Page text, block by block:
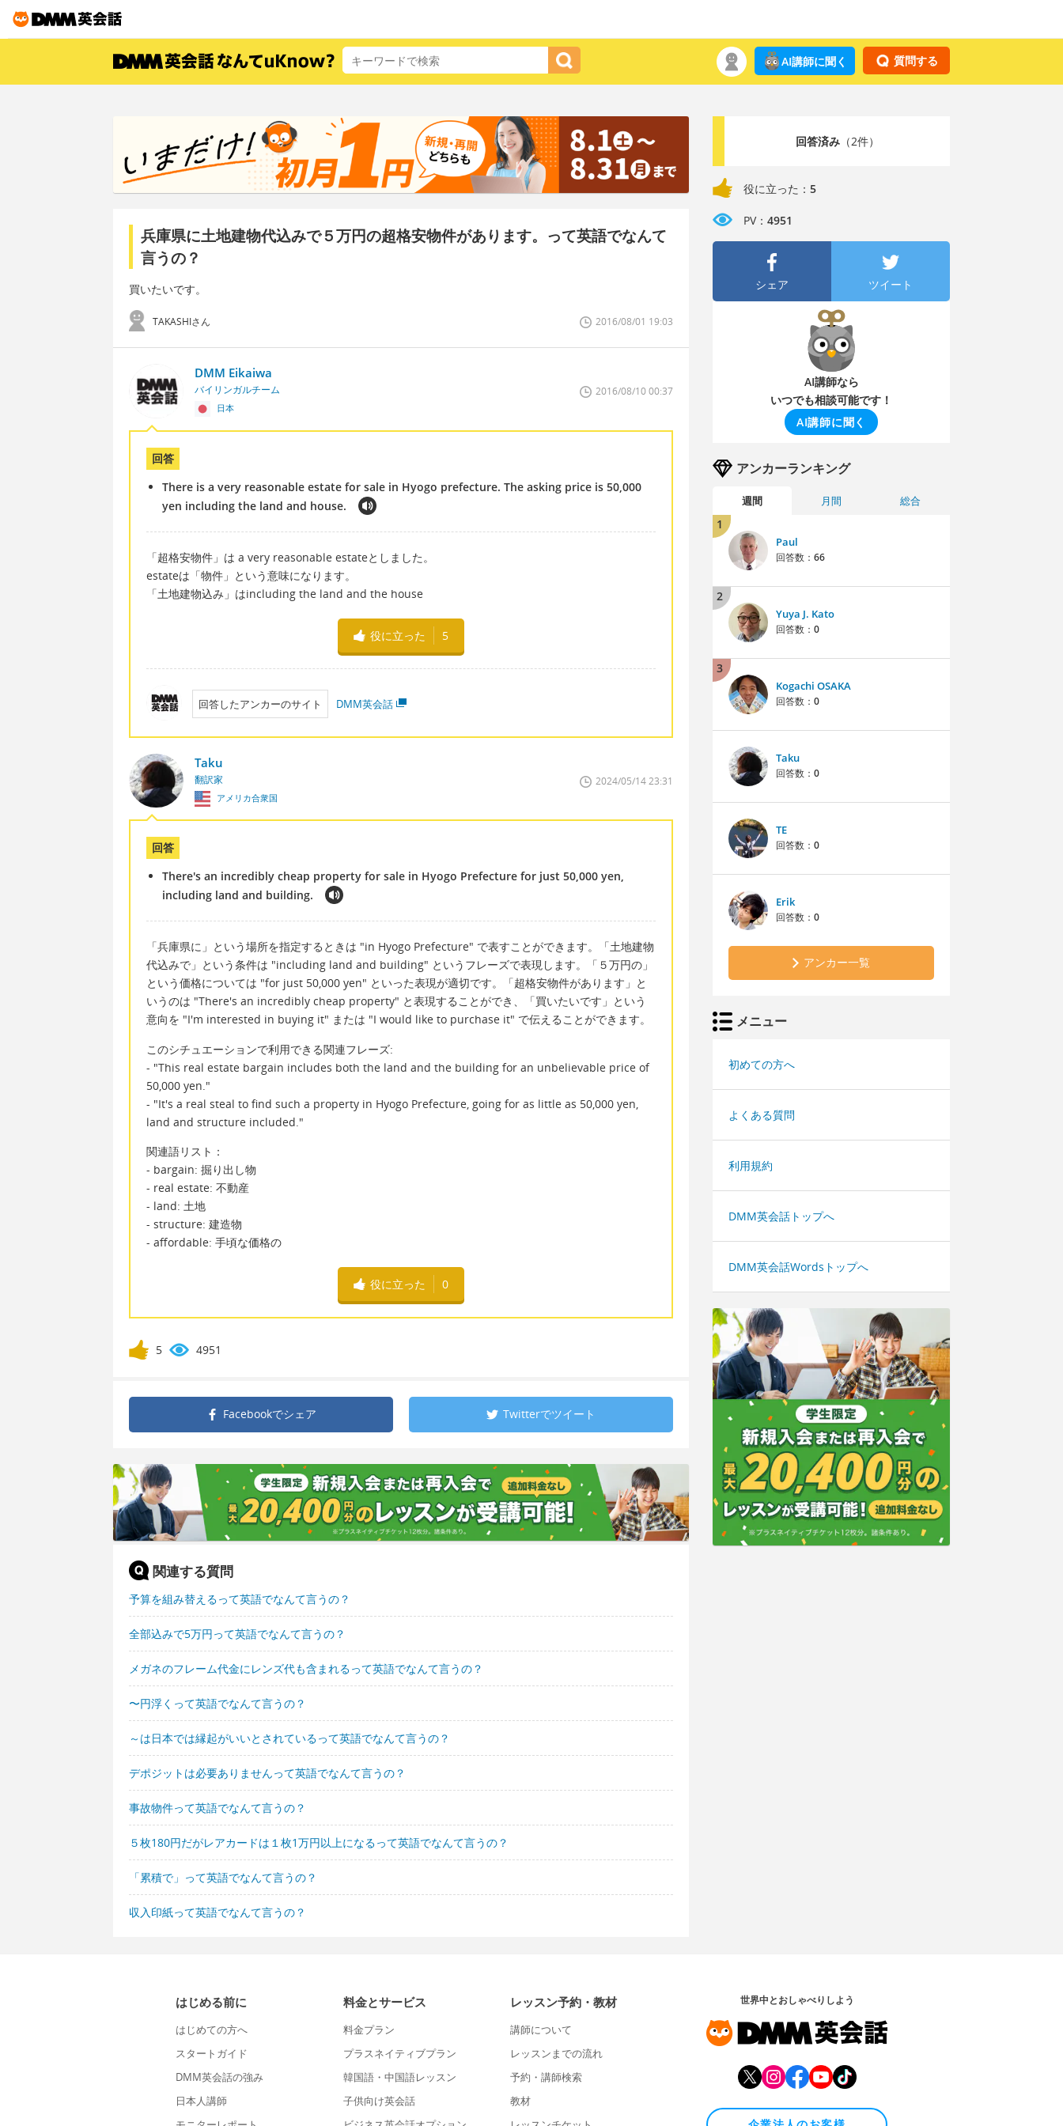
質問する
AI講師に聞く
兵庫県に土地建物代込みで５万円の超格安物件があります。って英語でなんて
言うの？
買いたいです。
TAKASHIさん 2016/08/01 19:03
DMM Eikaiwa
バイリンガルチーム
日本
2016/08/10 00:37
回答
There is a very reasonable estate for sale in Hyogo prefecture. The asking price is 50,000
yen including the land and house.
「超格安物件」は a very reasonable estateとしました。
estateは「物件」という意味になります。
「土地建物込み」はincluding the land and the house
役に立った 5
回答したアンカーのサイト DMM英会話
Taku
翻訳家
アメリカ合衆国
2024/05/14 23:31
回答
There's an incredibly cheap property for sale in Hyogo Prefecture for just 50,000 yen,
including land and building.
「兵庫県に」という場所を指定するときは "in Hyogo Prefecture" で表すことができます。「土地建物
代込みで」という条件は "including land and building" というフレーズで表現します。「５万円の」
という価格については "for just 50,000 yen" といった表現が適切です。「超格安物件があります」と
いうのは "There's an incredibly cheap property" と表現することができ、「買いたいです」という
意向を "I'm interested in buying it" または "I would like to purchase it" で伝えることができます。
このシチュエーションで利用できる関連フレーズ:
- "This real estate bargain includes both the land and the building for an unbelievable price of
50,000 yen."
- "It's a real steal to find such a property in Hyogo Prefecture, going for as little as 50,000 yen,
land and structure included."
関連語リスト：
- bargain: 掘り出し物
- real estate: 不動産
- land: 土地
- structure: 建造物
- affordable: 手頃な価格の
役に立った 0
5 4951
Facebookでシェア Twitterでツイート
関連する質問
予算を組み替えるって英語でなんて言うの？
全部込みで5万円って英語でなんて言うの？
メガネのフレーム代金にレンズ代も含まれるって英語でなんて言うの？
〜円浮くって英語でなんて言うの？
～は日本では縁起がいいとされているって英語でなんて言うの？
デポジットは必要ありませんって英語でなんて言うの？
事故物件って英語でなんて言うの？
５枚180円だがレアカードは１枚1万円以上になるって英語でなんて言うの？
「累積で」って英語でなんて言うの？
収入印紙って英語でなんて言うの？
回答済み（2件）
役に立った： 5
PV： 4951
シェア ツイート
AI講師なら
いつでも相談可能です！
AI講師に聞く
アンカーランキング
週間 月間 総合
1
Paul
回答数： 66
2
Yuya J. Kato
回答数： 0
3
Kogachi OSAKA
回答数： 0
Taku
回答数： 0
TE
回答数： 0
Erik
回答数： 0
アンカー一覧
メニュー
初めての方へ
よくある質問
利用規約
DMM英会話トップへ
DMM英会話Wordsトップへ
はじめる前に
はじめての方へ
スタートガイド
DMM英会話の強み
日本人講師
料金とサービス
料金プラン
プラスネイティブプラン
韓国語・中国語レッスン
子供向け英会話
レッスン予約・教材
講師について
レッスンまでの流れ
予約・講師検索
教材
世界中とおしゃべりしよう